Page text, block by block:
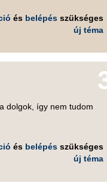
és belépésszükséges
új téma
dolgok, így nem tudom
és belépésszükséges
új téma